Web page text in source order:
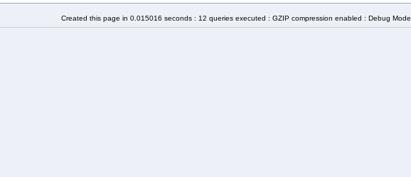
Created this page in 0.015016 seconds : 12 queries executed : GZIP compression enabled : Debug Mode